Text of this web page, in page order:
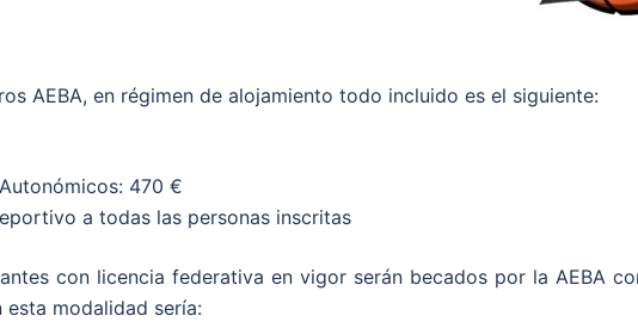
AEBA, en régimen de alojamiento todo incluido es el siguiente:
470 €
a todas las personas inscritas
con licencia federativa en vigor serán becados por la AEBA
modalidad sería: